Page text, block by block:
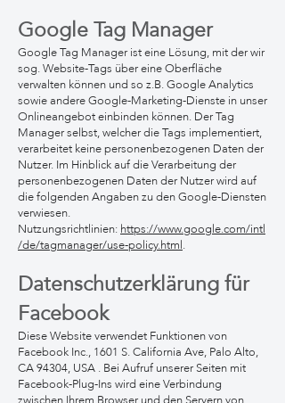
Google Tag Manager
Google Tag Manager ist eine Lösung, mit der wir
sog. Website-Tags über eine Oberfläche
verwalten können und so z.B. Google Analytics
sowie andere Google-Marketing-Dienste in unser
Onlineangebot einbinden können. Der Tag
Manager selbst, welcher die Tags implementiert,
verarbeitet keine personenbezogenen Daten der
Nutzer. Im Hinblick auf die Verarbeitung der
personenbezogenen Daten der Nutzer wird auf
die folgenden Angaben zu den Google-Diensten
verwiesen.
Nutzungsrichtlinien: https://www.google.com/intl
/de/tagmanager/use-policy.html.
Datenschutzerklärung für
Facebook
Diese Website verwendet Funktionen von
Facebook Inc., 1601 S. California Ave, Palo Alto,
CA 94304, USA . Bei Aufruf unserer Seiten mit
Facebook-Plug-Ins wird eine Verbindung